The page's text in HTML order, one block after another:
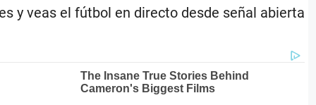
y veas el fútbol en directo desde señal abierta